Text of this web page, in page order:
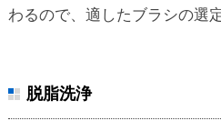
わるので、適したブラシの選
脱脂洗浄